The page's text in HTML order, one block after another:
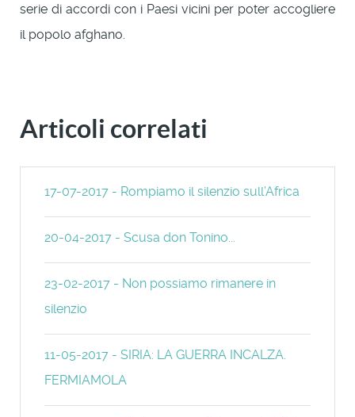
serie di accordi con i Paesi vicini per poter accogliere
il popolo afghano.
Articoli correlati
17-07-2017 - Rompiamo il silenzio sull’Africa
20-04-2017 - Scusa don Tonino...
23-02-2017 - Non possiamo rimanere in
silenzio
11-05-2017 - SIRIA: LA GUERRA INCALZA.
FERMIAMOLA